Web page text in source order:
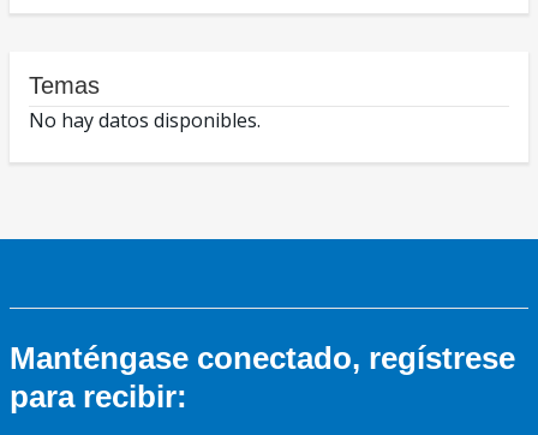
Temas
No hay datos disponibles.
Manténgase conectado, regístrese
para recibir: